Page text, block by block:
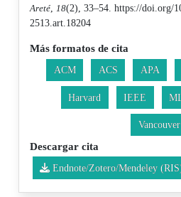
Areté,18(2), 33–54. https://doi.org/
2513.art.18204
Más formatos de cita
ACM ACS APA
Harvard IEEE
Vancouver
Descargar cita
Endnote/Zotero/Mendeley